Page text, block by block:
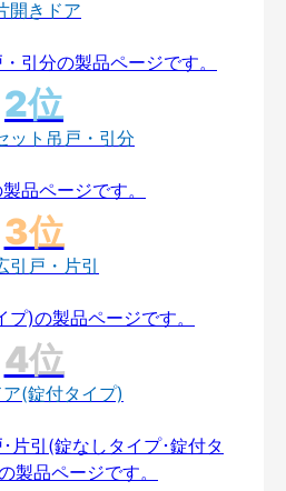
開きドア
ット吊戸・引分
引戸・片引
(錠付タイプ)